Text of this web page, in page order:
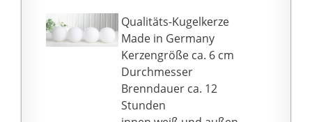
Qualitäts-Kugelkerze
Made in Germany
Kerzengröße ca. 6 cm
Durchmesser
Brenndauer ca. 12
Stunden